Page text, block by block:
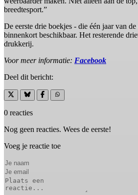
breedtesport.”
De eerste drie boekjes - die één jaar van
binnenkort beschikbaar. Het resterende
drukkerij.
Voor meer informatie: Facebook
Deel dit bericht:
0 reacties
Nog geen reacties. Wees de eerste!
Voeg je reactie toe